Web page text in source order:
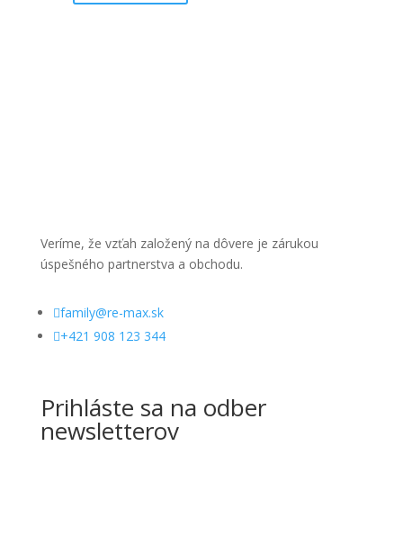
Veríme, že vzťah založený na dôvere je zárukou
úspešného partnerstva a obchodu.
family@re-max.sk
+421 908 123 344
Prihláste sa na odber
newsletterov